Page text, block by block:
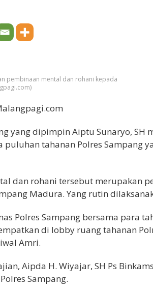
pembinaan mental dan rohani kepada
yang dipimpin Aiptu Sunaryo,
tahanan Polres Sampang
dan rohani tersebut merupakan
Madura. Yang rutin
Polres Sampang bersama para
di lobby ruang tahanan
Amri.
Aipda H. Wiyajar, SH Ps
Sampang.